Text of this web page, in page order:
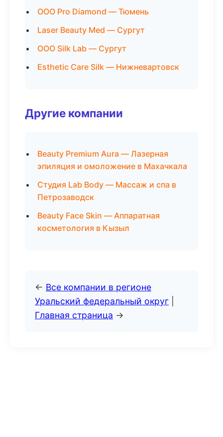
ООО Pro Diamond — Тюмень
Laser Beauty Med — Сургут
ООО Silk Lab — Сургут
Esthetic Care Silk — Нижневартовск
Другие компании
Beauty Premium Aura — Лазерная
эпиляция и омоложение в Махачкала
Студия Lab Body — Массаж и спа в
Петрозаводск
Beauty Face Skin — Аппаратная
косметология в Кызыл
← Все компании в регионе
Уральский федеральный округ
Главная страница →